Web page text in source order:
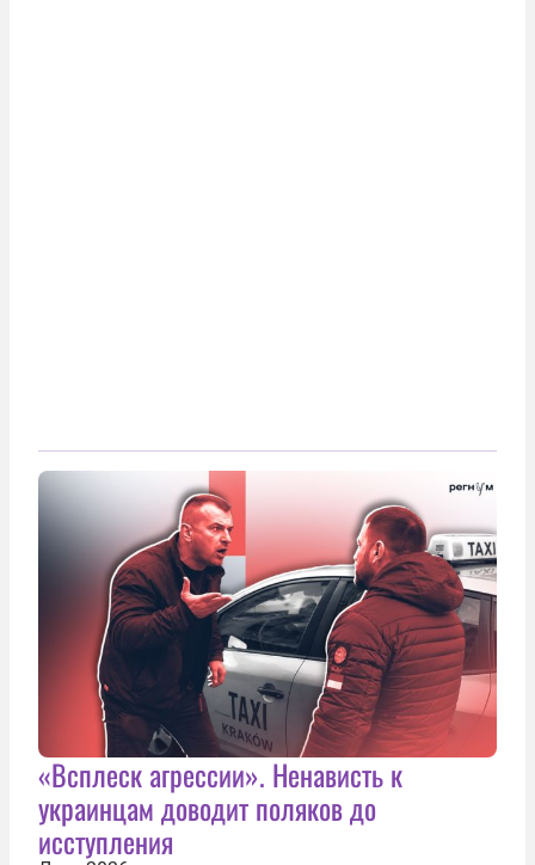
«Всплеск агрессии». Ненависть к
украинцам доводит поляков до
исступления